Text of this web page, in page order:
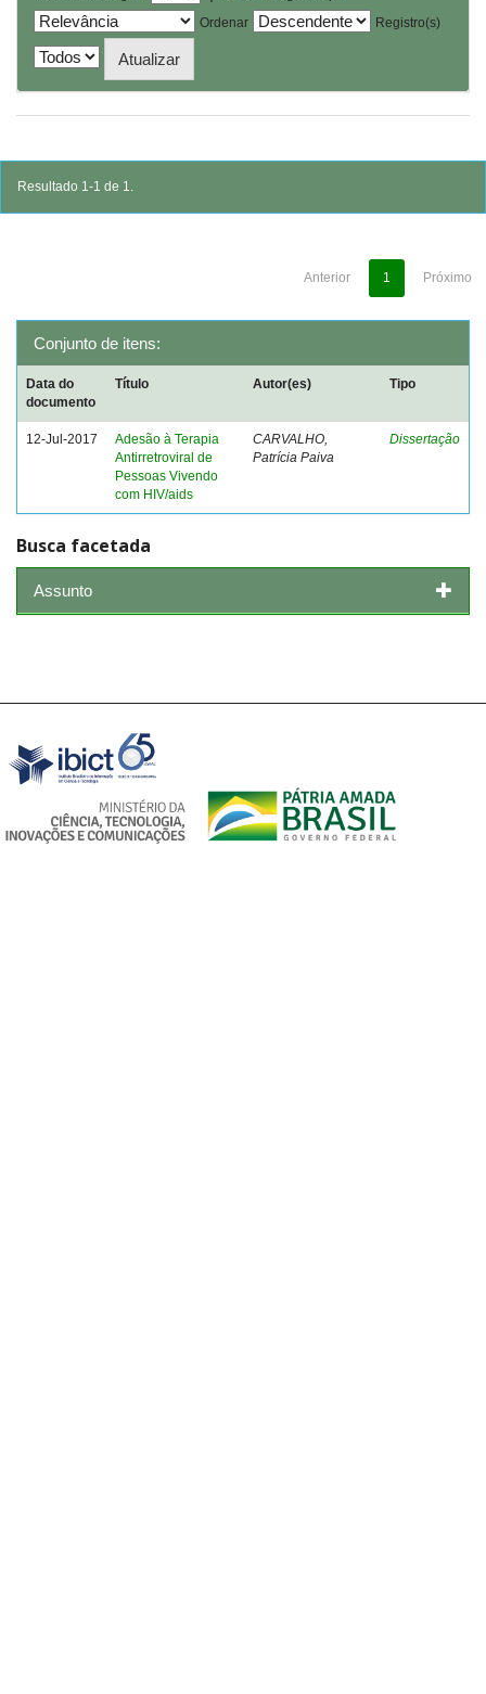
Ordenar
Registro(s)
Resultado 1-1 de 1.
Anterior 1 Próximo
Conjunto de itens:
Data do
documento
Título Autor(es) Tipo
12-Jul-2017
Adesão à Terapia
Antirretroviral de
Pessoas Vivendo
com HIV/aids
CARVALHO,
Patrícia Paiva
Dissertação
Busca facetada
Assunto